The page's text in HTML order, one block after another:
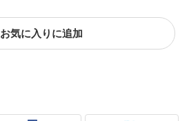
お気に入りに追加